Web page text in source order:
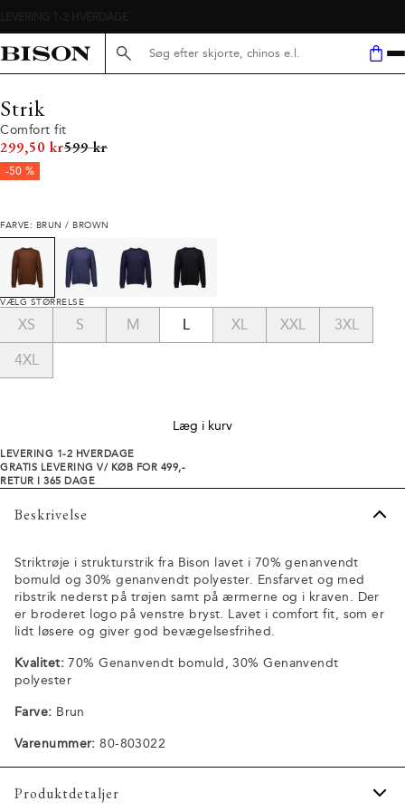
Søg her...
Strik
Comfort fit
299,50 krI alt (uden rabat)
599 kr
-50 %
FARVE: BRUN / BROWN
VÆLG STØRRELSE
XS S M L XL XXL 3XL
4XL
Læg i kurv
LEVERING 1-2 HVERDAGE
GRATIS LEVERING V/ KØB FOR 499,-
RETUR I 365 DAGE
Beskrivelse
Striktrøje i strukturstrik fra Bison lavet i 70% genanvendt
bomuld og 30% genanvendt polyester. Ensfarvet og med
ribstrik nederst på trøjen samt på ærmerne og i kraven. Der
er broderet logo på venstre bryst. Lavet i comfort fit, som er
lidt løsere og giver god bevægelsesfrihed.
Kvalitet:70% Genanvendt bomuld, 30% Genanvendt
polyester
Farve: Brun
Varenummer: 80-803022
Produktdetaljer